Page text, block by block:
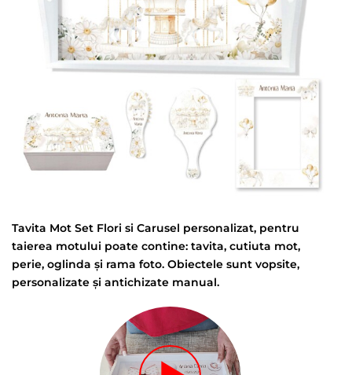
Tavita Mot Set Flori si Carusel personalizat, pentru
taierea motului poate contine: tavita, cutiuta mot,
perie, oglinda și rama foto. Obiectele sunt vopsite,
personalizate și antichizate manual.